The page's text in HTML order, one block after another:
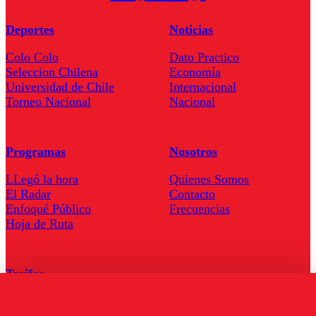
Deportes
Colo Colo
Seleccion Chilena
Universidad de Chile
Torneo Nacional
Noticias
Dato Practico
Economía
Internacional
Nacional
Programas
LLegó la hora
El Radar
Enfoqué Público
Hoja de Ruta
Nosotros
Quienes Somos
Contacto
Frecuencias
Tarifas